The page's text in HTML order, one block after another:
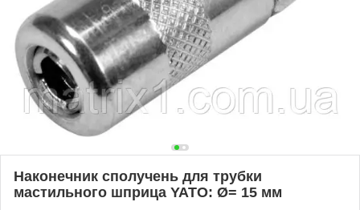
Наконечник сполучень для трубки
мастильного шприца YATO: Ø= 15 мм